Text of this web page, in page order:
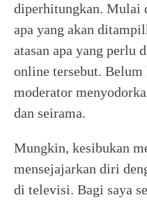
diperhitungkan. Mulai
apa yang akan
atasan apa yang perlu
online tersebut. Belum
moderator
dan seirama.
Mungkin, kesibukan
mensejajarkan diri
di televisi. Bagi saya